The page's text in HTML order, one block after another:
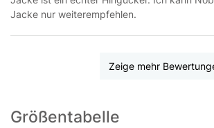
Jacke nur weiterempfehlen.
Zeige mehr
Größentabelle